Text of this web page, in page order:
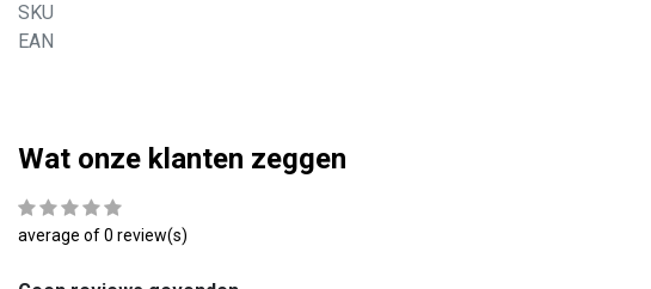
SKU
EAN
Wat onze klanten zeggen
average of 0 review(s)